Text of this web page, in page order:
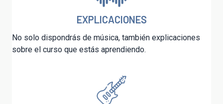
EXPLICACIONES
No solo dispondrás de música, también explicaciones
sobre el curso que estás aprendiendo.